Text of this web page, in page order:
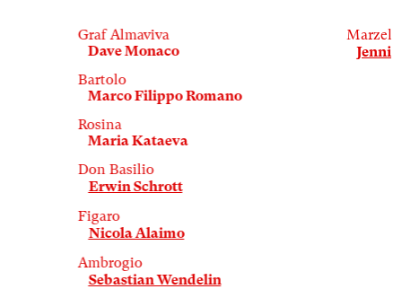
Graf Almaviva
Dave Monaco
Bartolo
Marco Filippo Romano
Rosina
Maria Kataeva
Don Basilio
Erwin Schrott
Figaro
Nicola Alaimo
Ambrogio
Sebastian Wendelin
Jenni